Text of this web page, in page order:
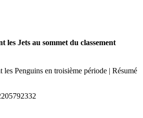
les Jets au sommet du classement
les Penguins en troisième période | Résumé